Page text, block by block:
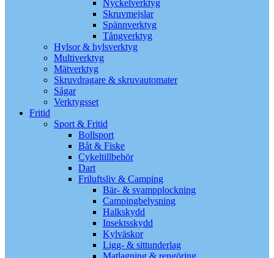
Nyckelverktyg
Skruvmejslar
Spännverktyg
Tångverktyg
Hylsor & hylsverktyg
Multiverktyg
Mätverktyg
Skruvdragare & skruvautomater
Sågar
Verktygsset
Fritid
Sport & Fritid
Bollsport
Båt & Fiske
Cykeltillbehör
Dart
Friluftsliv & Camping
Bär- & svampplockning
Campingbelysning
Halkskydd
Insektsskydd
Kylväskor
Ligg- & sittunderlag
Matlagning & rengöring